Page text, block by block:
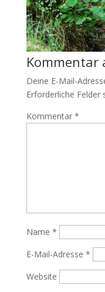
Kommentar
Deine E-Mail-
Erforderliche Felder
Kommentar *
Name *
E-Mail-Adresse *
Website